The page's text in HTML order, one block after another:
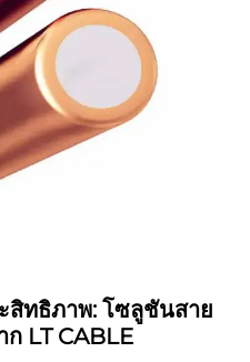
ทธิภาพ: โซลูชันสาย
ก LT CABLE